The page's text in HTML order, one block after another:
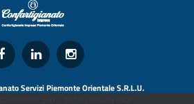
Servizi Piemonte Orientale S.R.L.U.